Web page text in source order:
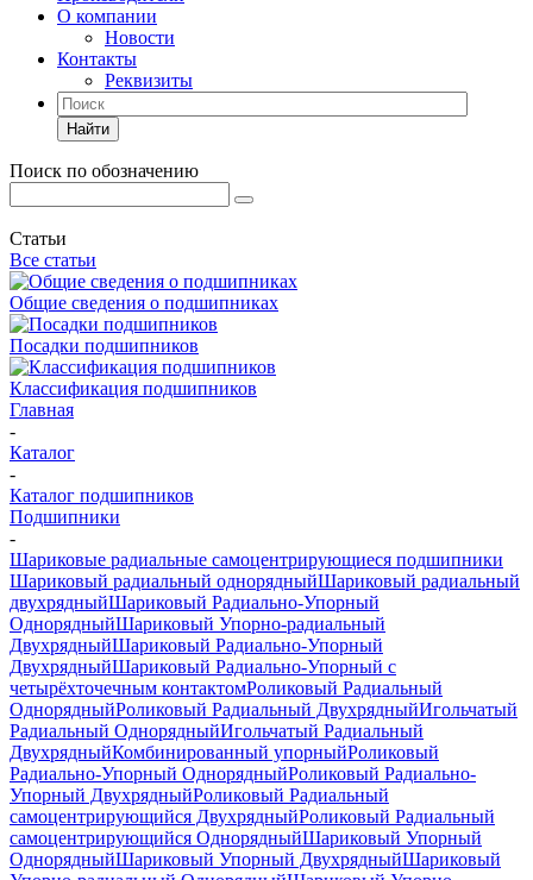
О компании
Новости
Контакты
Реквизиты
Найти
Поиск по обозначению
Статьи
Все статьи
Общие сведения о подшипниках
Посадки подшипников
Классификация подшипников
Главная
-
Каталог
-
Каталог подшипников
Подшипники
-
Шариковые радиальные самоцентрирующиеся подшипники
Шариковый радиальный однорядныйШариковый радиальный
двухрядныйШариковый Радиально-Упорный
ОднорядныйШариковый Упорно-радиальный
ДвухрядныйШариковый Радиально-Упорный
ДвухрядныйШариковый Радиально-Упорный с
четырёхточечным контактомРоликовый Радиальный
ОднорядныйРоликовый Радиальный ДвухрядныйИгольчатый
Радиальный ОднорядныйИгольчатый Радиальный
ДвухрядныйКомбинированный упорныйРоликовый
Радиально-Упорный ОднорядныйРоликовый Радиально-
Упорный ДвухрядныйРоликовый Радиальный
самоцентрирующийся ДвухрядныйРоликовый Радиальный
самоцентрирующийся ОднорядныйШариковый Упорный
ОднорядныйШариковый Упорный ДвухрядныйШариковый